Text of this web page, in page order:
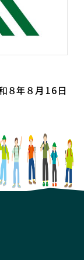
８年８月16日